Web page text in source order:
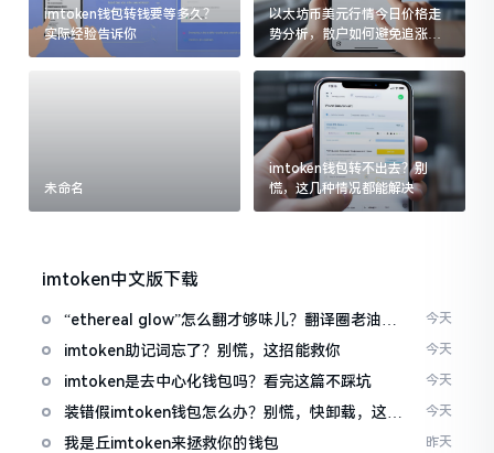
imtoken钱包转钱要等多久？
实际经验告诉你
以太坊币美元行情今日价格走
势分析，散户如何避免追涨杀
跌被套牢
未命名
imtoken钱包转不出去？别
慌，这几种情况都能解决
imtoken中文版下载
“ethereal glow”怎么翻才够味儿？翻译圈老油条
的私房话
今天
imtoken助记词忘了？别慌，这招能救你 今天
imtoken是去中心化钱包吗？看完这篇不踩坑 今天
装错假imtoken钱包怎么办？别慌，快卸载，这几
招能救急
今天
我是丘imtoken来拯救你的钱包 昨天